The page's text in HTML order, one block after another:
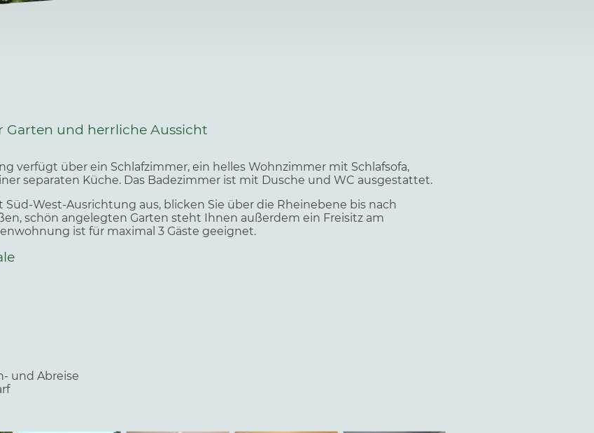
und herrliche Aussicht
verfügt über ein Schlafzimmer, ein helles Wohnzimmer mit Schlafsofa,
separaten Küche. Das Badezimmer ist mit Dusche und WC ausgestattet.
West-Ausrichtung aus, blicken Sie über die Rheinebene bis nach
schön angelegten Garten steht Ihnen außerdem ein Freisitz am
ist für maximal 3 Gäste geeignet.
und Abreise